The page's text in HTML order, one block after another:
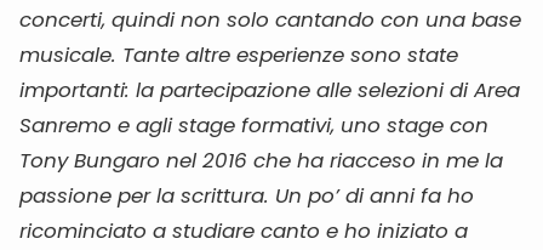
concerti, quindi non solo cantando con una base
musicale. Tante altre esperienze sono state
importanti: la partecipazione alle selezioni di Area
Sanremo e agli stage formativi, uno stage con
Tony Bungaro nel 2016 che ha riacceso in me la
passione per la scrittura. Un po’ di anni fa ho
ricominciato a studiare canto e ho iniziato a